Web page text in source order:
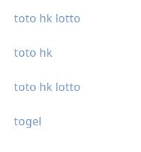
toto hk lotto
toto hk
toto hk lotto
togel